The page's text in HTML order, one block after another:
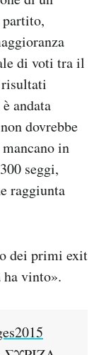
di voti tra il
risultati
andata
dovrebbe
in
seggi,
raggiunta
dei primi exit
vinto».